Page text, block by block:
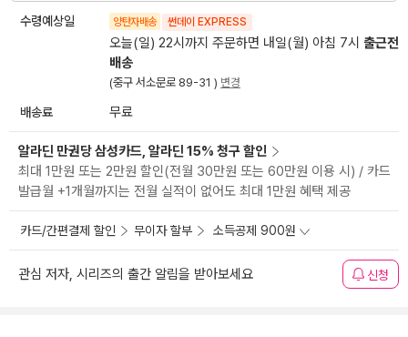
수령예상일 양탄자배송 썬데이 EXPRESS
오늘(일) 22시까지 주문하면 내일(월) 아침 7시 출근전
배송
(중구 서소문로 89-31 ) 변경
배송료 무료
알라딘 만권당 삼성카드, 알라딘 15% 청구 할인
최대 1만원 또는 2만원 할인(전월 30만원 또는 60만원 이용 시) / 카드
발급월 +1개월까지는 전월 실적이 없어도 최대 1만원 혜택 제공
카드/간편결제 할인 무이자 할부 소득공제 900원
관심 저자, 시리즈의 출간 알림을 받아보세요 신청